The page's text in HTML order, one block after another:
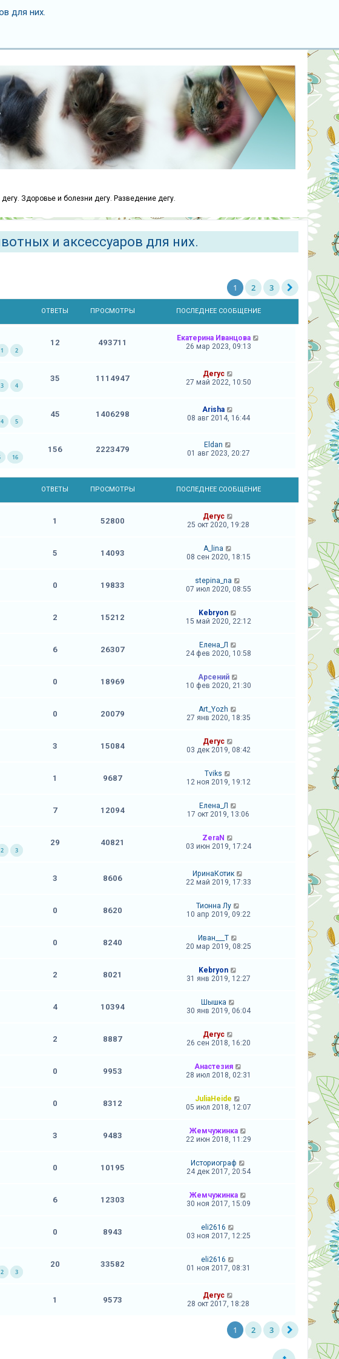
для них.
Здоровье и болезни дегу. Разведение дегу.
и аксессуаров для них.
1 2 3
ОТВЕТЫ ПРОСМОТРЫ ПОСЛЕДНЕЕ СООБЩЕНИЕ
1 2
12 493711
Екатерина Иванцова
26 мар 2023, 09:13
3 4
35 1114947
Дегус
27 май 2022, 10:50
4 5
45 1406298
Arisha
08 авг 2014, 16:44
16
156 2223479
Eldan
01 авг 2023, 20:27
ОТВЕТЫ ПРОСМОТРЫ ПОСЛЕДНЕЕ СООБЩЕНИЕ
1 52800
Дегус
25 окт 2020, 19:28
5 14093
A_lina
08 сен 2020, 18:15
0 19833
stepina_na
07 июл 2020, 08:55
2 15212
Kebryon
15 май 2020, 22:12
6 26307
Елена_Л
24 фев 2020, 10:58
0 18969
Арсений
10 фев 2020, 21:30
0 20079
Art_Yozh
27 янв 2020, 18:35
3 15084
Дегус
03 дек 2019, 08:42
1 9687
Tviks
12 ноя 2019, 19:12
7 12094
Елена_Л
17 окт 2019, 13:06
2 3
29 40821
ZeraN
03 июн 2019, 17:24
3 8606
ИринаКотик
22 май 2019, 17:33
0 8620
Тионна Лу
10 апр 2019, 09:22
0 8240
Иван___Т
20 мар 2019, 08:25
2 8021
Kebryon
31 янв 2019, 12:27
4 10394
Шышка
30 янв 2019, 06:04
2 8887
Дегус
26 сен 2018, 16:20
0 9953
Анастезия
28 июл 2018, 02:31
0 8312
JuliaHeide
05 июл 2018, 12:07
3 9483
Жемчужинка
22 июн 2018, 11:29
0 10195
Историограф
24 дек 2017, 20:54
6 12303
Жемчужинка
30 ноя 2017, 15:09
0 8943
eli2616
03 ноя 2017, 12:25
2 3
20 33582
eli2616
01 ноя 2017, 08:31
1 9573
Дегус
28 окт 2017, 18:28
1 2 3